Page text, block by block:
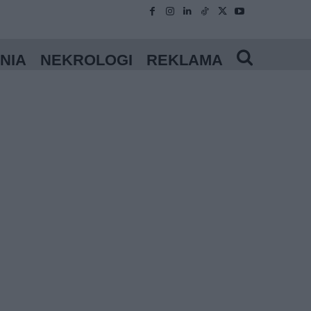
NEKROLOGI REKLAMA